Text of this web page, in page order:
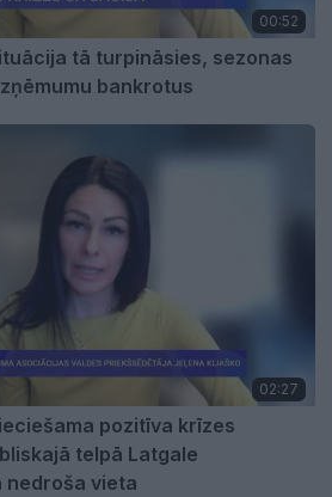
00:52
tā turpināsies, sezonas
bankrotus
02:27
pozitīva krīzes
telpā Latgale
vieta